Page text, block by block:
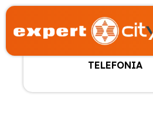
TELEFONIA